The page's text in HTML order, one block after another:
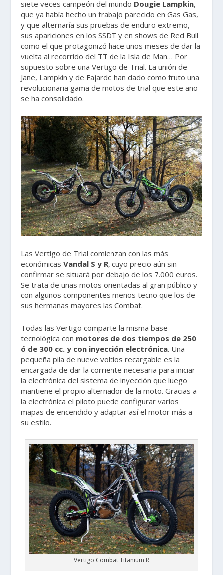
siete veces campeón del mundo Dougie Lampkin,
que ya había hecho un trabajo parecido en Gas Gas,
y que alternaría sus pruebas de enduro extremo,
sus apariciones en los SSDT y en shows de Red Bull
como el que protagonizó hace unos meses de dar la
vuelta al recorrido del TT de la Isla de Man… Por
supuesto sobre una Vertigo de Trial. La unión de
Jane, Lampkin y de Fajardo han dado como fruto una
revolucionaria gama de motos de trial que este año
se ha consolidado.
Las Vertigo de Trial comienzan con las más
económicasVandal S y R, cuyo precio aún sin
confirmar se situará por debajo de los 7.000 euros.
Se trata de unas motos orientadas al gran público y
con algunos componentes menos tecno que los de
sus hermanas mayores las Combat.
Todas las Vertigo comparte la misma base
tecnológica con motores de dos tiempos de 250
ó de 300 cc. y con inyección electrónica. Una
pequeña pila de nueve voltios recargable es la
encargada de dar la corriente necesaria para iniciar
la electrónica del sistema de inyección que luego
mantiene el propio alternador de la moto. Gracias a
la electrónica el piloto puede configurar varios
mapas de encendido y adaptar así el motor más a
su estilo.
Vertigo Combat Titanium R